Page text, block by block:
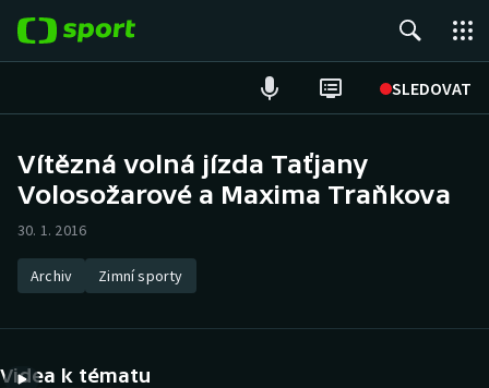
SLEDOVAT
Hokej
Atletika
Vítězná volná jízda Taťjany
Volosožarové a Maxima Traňkova
30. 1. 2016
Archiv Zimní sporty
Videa k tématu